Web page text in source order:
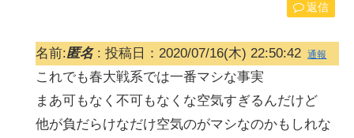
返信
名前:匿名: 投稿日：2020/07/16(木) 22:50:42 通報
これでも春大戦系では一番マシな事実
まあ可もなく不可もなくな空気すぎるんだけど
他が負だらけなだけ空気のがマシなのかもしれな